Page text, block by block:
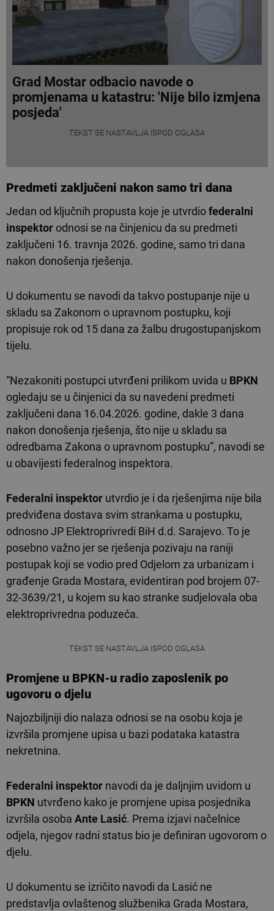
Grad Mostar odbacio navode o
promjenama u katastru: 'Nije bilo izmjena
posjeda'
TEKST SE NASTAVLJA ISPOD OGLASA
Predmeti zaključeni nakon samo tri dana
Jedan od ključnih propusta koje je utvrdiofederalni
inspektor odnosi se na činjenicu da su predmeti
zaključeni 16. travnja 2026. godine, samo tri dana
nakon donošenja rješenja.
U dokumentu se navodi da takvo postupanje nije u
skladu sa Zakonom o upravnom postupku, koji
propisuje rok od 15 dana za žalbu drugostupanjskom
tijelu.
“Nezakoniti postupci utvrđeni prilikom uvida u BPKN
ogledaju se u činjenici da su navedeni predmeti
zaključeni dana 16.04.2026. godine, dakle 3 dana
nakon donošenja rješenja, što nije u skladu sa
odredbama Zakona o upravnom postupku”, navodi se
u obavijesti federalnog inspektora.
Federalni inspektor utvrdio je i da rješenjima nije bila
predviđena dostava svim strankama u postupku,
odnosno JP Elektroprivredi BiH d.d. Sarajevo. To je
posebno važno jer se rješenja pozivaju na raniji
postupak koji se vodio pred Odjelom za urbanizam i
građenje Grada Mostara, evidentiran pod brojem 07-
32-3639/21, u kojem su kao stranke sudjelovala oba
elektroprivredna poduzeća.
TEKST SE NASTAVLJA ISPOD OGLASA
Promjene u BPKN-u radio zaposlenik po
ugovoru o djelu
Najozbiljniji dio nalaza odnosi se na osobu koja je
izvršila promjene upisa u bazi podataka katastra
nekretnina.
Federalni inspektor navodi da je daljnjim uvidom u
BPKN utvrđeno kako je promjene upisa posjednika
izvršila osoba Ante Lasić. Prema izjavi načelnice
odjela, njegov radni status bio je definiran ugovorom o
djelu.
U dokumentu se izričito navodi da Lasić ne
predstavlja ovlaštenog službenika Grada Mostara,